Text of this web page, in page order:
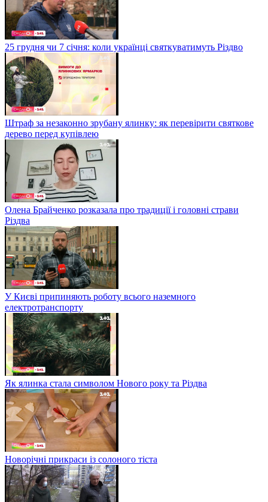
25 грудня чи 7 січня: коли українці святкуватимуть Різдво
Штраф за незаконно зрубану ялинку: як перевірити святкове
дерево перед купівлею
Олена Брайченко розказала про традиції і головні страви
Різдва
У Києві припиняють роботу всього наземного
електротранспорту
Як ялинка стала символом Нового року та Різдва
Новорічні прикраси із солоного тіста